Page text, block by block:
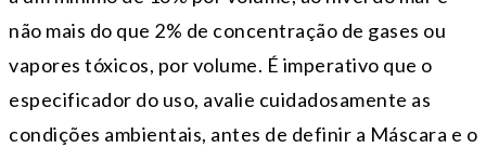
não mais do que 2% de concentração de gases ou
vapores tóxicos, por volume. É imperativo que o
especificador do uso, avalie cuidadosamente as
condições ambientais, antes de definir a Máscara e o